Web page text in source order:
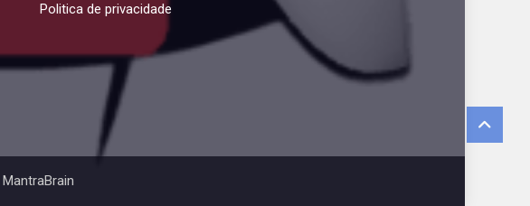
Politica de privacidade
MantraBrain